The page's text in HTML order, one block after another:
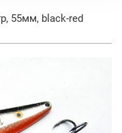
55мм, black-red